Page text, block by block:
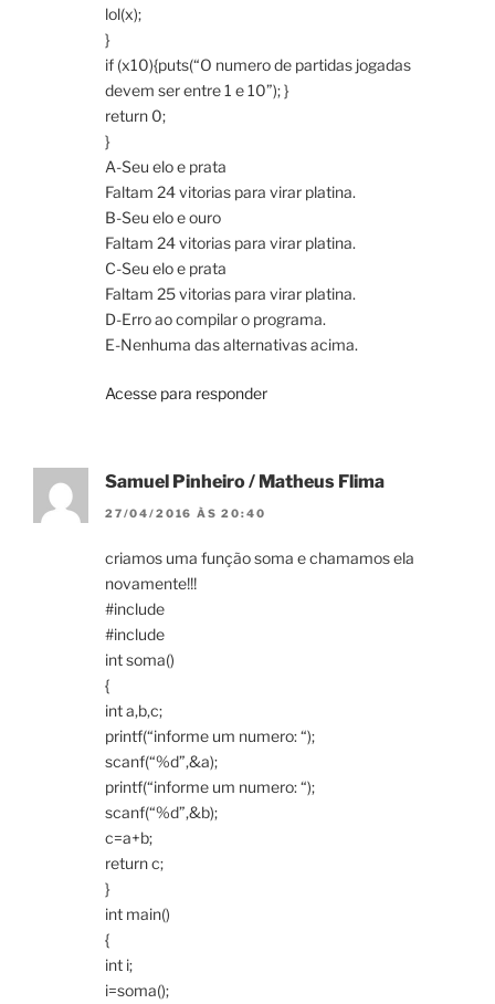
lol(x);
}
if (x10){puts(“O numero de partidas jogadas
devem ser entre 1 e 10”); }
return 0;
}
A-Seu elo e prata
Faltam 24 vitorias para virar platina.
B-Seu elo e ouro
Faltam 24 vitorias para virar platina.
C-Seu elo e prata
Faltam 25 vitorias para virar platina.
D-Erro ao compilar o programa.
E-Nenhuma das alternativas acima.
Acesse para responder
Samuel Pinheiro / Matheus Flima
27/04/2016 ÀS 20:40
criamos uma função soma e chamamos ela
novamente!!!
#include
#include
int soma()
{
int a,b,c;
printf(“informe um numero: “);
scanf(“%d”,&a);
printf(“informe um numero: “);
scanf(“%d”,&b);
c=a+b;
return c;
}
int main()
{
int i;
i=soma();